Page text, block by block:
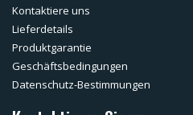
Kontaktiere uns
Lieferdetails
Produktgarantie
Geschäftsbedingungen
Datenschutz-Bestimmungen